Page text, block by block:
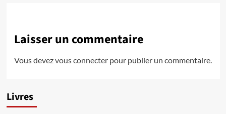
Laisser un commentaire
Vous devezvous connecterpour publier un commentaire.
Livres